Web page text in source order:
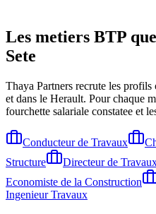
Les metiers BTP
Sete
Thaya Partners recrute les
et dans le Herault. Pour chaque
fourchette salariale constatee et
Conducteur de Travaux
Structure
Directeur de
Economiste de la Construction
Ingenieur Travaux